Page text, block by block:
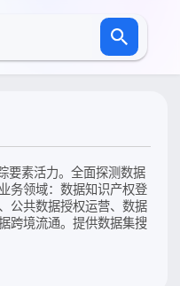
要素活力。全面探测数据
务领域：数据知识产权登
公共数据授权运营、数据
跨境流通。提供数据集搜